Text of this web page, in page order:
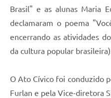
Brasil" e as alunas Maria
declamaram o poema
encerrando as atividades
da cultura popular
O Ato Cívico foi conduzido
Furlan e pela Vice-diretora